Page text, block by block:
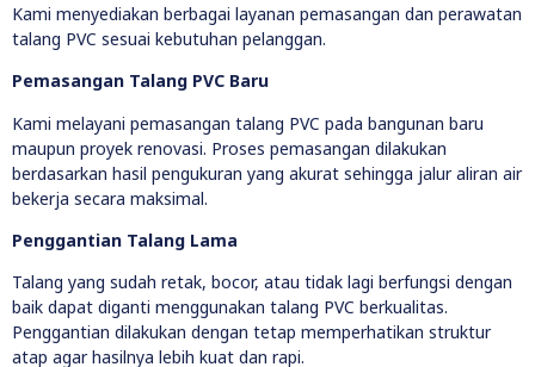
Kami menyediakan berbagai layanan pemasangan dan perawatan
talang PVC sesuai kebutuhan pelanggan.
Pemasangan Talang PVC Baru
Kami melayani pemasangan talang PVC pada bangunan baru
maupun proyek renovasi. Proses pemasangan dilakukan
berdasarkan hasil pengukuran yang akurat sehingga jalur aliran air
bekerja secara maksimal.
Penggantian Talang Lama
Talang yang sudah retak, bocor, atau tidak lagi berfungsi dengan
baik dapat diganti menggunakan talang PVC berkualitas.
Penggantian dilakukan dengan tetap memperhatikan struktur
atap agar hasilnya lebih kuat dan rapi.